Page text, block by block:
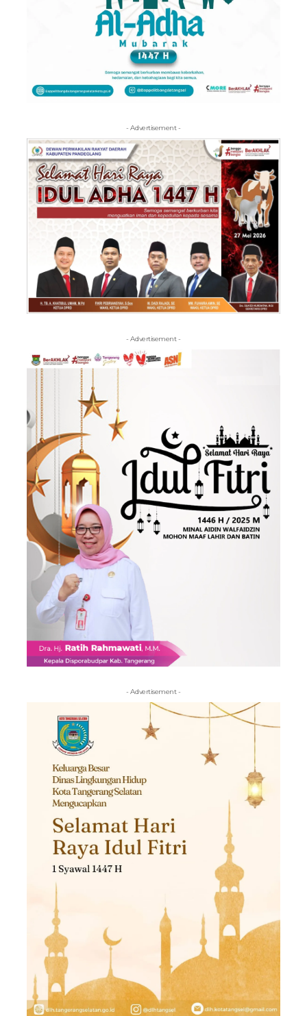
- Advertisement -
- Advertisement -
- Advertisement -